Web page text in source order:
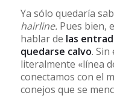
Ya sólo quedaría
hairline. Pues bien,
hablar de las
quedarse calvo.
literalmente «línea
conectamos con el
conejos que se